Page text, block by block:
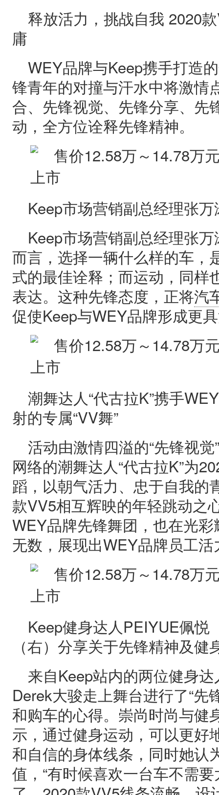
释放活力，挑战自我 2020
庸
WEY品牌与Keep携手打造
锋青年的对撞与汗水中将激情
合、先锋视觉、先锋分享、先
动，全方位诠释先锋精神。
Keep市场营销副总经理张
Keep市场营销副总经理张
而言，选择一辆什么样的车，
式的最佳诠释；而运动，同样
表达。这种先锋态度，正将汽
促使Keep与WEY品牌形成更
潮舞达人“代古拉K”携手
射的专属“VV舞”
活动由激情四溢的“先锋视
网络的潮舞达人“代古拉K”为
蹈，以朝气活力、忠于自我的
款VV5相互辉映的年轻跳动之
WEY品牌先锋舞团，也在光
无数，展现出WEY品牌员工
Keep健身达人PEIYUE佩悦
（右）分享关于先锋精神及
来自Keep站内的两位健身
Derek大骏走上舞台进行了“先
和购车的心得。崇尚时尚与健
示，通过健身运动，可以更好
和自信的身体线条，同时她认
值，“有时候喜欢一台车不需